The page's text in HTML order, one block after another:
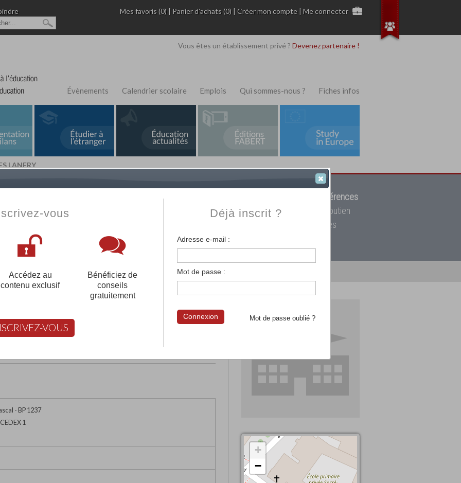
Mes favoris (0) | Panier d'achats (0) |Créer mon compte |Me connecter
Vous êtes un établissement privé ? Devenez partenaire !
Évènements Calendrier scolaire Emplois Qui sommes-nous ? Fiches infos
LANFRY
Fabert.com
12908 références
votre établissement privé, du primaire au supérieur, mais aussi des cours de soutien
scolaire et des cours à distance. Ce moteur regroupe toutes les écoles privées
françaises et tous les établissements français à l'étranger.
votre compte pour être accompagné gratuitement dans votre recherche d'école
FABERT vous aide à choisir
- BP 1237
1
+
−
vous
Accédez au
contenu exclusif
Bénéficiez de
conseils
gratuitement
VOUS
Déjà inscrit ?
Adresse e-mail :
Mot de passe :
Mot de passe oublié ?
Connexion